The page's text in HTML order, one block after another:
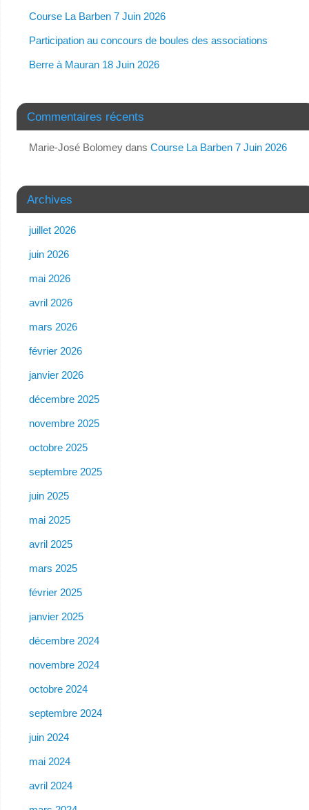
Course La Barben 7 Juin 2026
Participation au concours de boules des associations
Berre à Mauran 18 Juin 2026
Commentaires récents
Marie-José Bolomeydans Course La Barben 7 Juin 2026
Archives
juillet 2026
juin 2026
mai 2026
avril 2026
mars 2026
février 2026
janvier 2026
décembre 2025
novembre 2025
octobre 2025
septembre 2025
juin 2025
mai 2025
avril 2025
mars 2025
février 2025
janvier 2025
décembre 2024
novembre 2024
octobre 2024
septembre 2024
juin 2024
mai 2024
avril 2024